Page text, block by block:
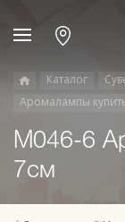
Каталог
Аромалампы
M046-6
7см